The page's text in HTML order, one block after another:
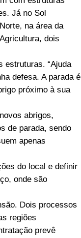
Já no Sol
na área da
dois
estruturas. “Ajuda
defesa. A parada é
próximo à sua
abrigos,
de parada, sendo
apenas
do local e definir
onde são
Dois processos
regiões
prevê